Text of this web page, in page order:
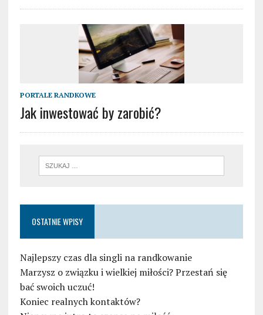
PORTALE RANDKOWE
Jak inwestować by zarobić?
OSTATNIE WPISY
Najlepszy czas dla singli na randkowanie
Marzysz o związku i wielkiej miłości? Przestań się
bać swoich uczuć!
Koniec realnych kontaktów?